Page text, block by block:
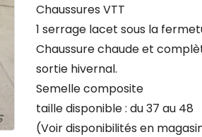
Chaussures VTT
1 serrage lacet sous la
Chaussure chaude et
sortie hivernal.
Semelle composite
taille disponible : du 37 au 48
(Voir disponibilités en